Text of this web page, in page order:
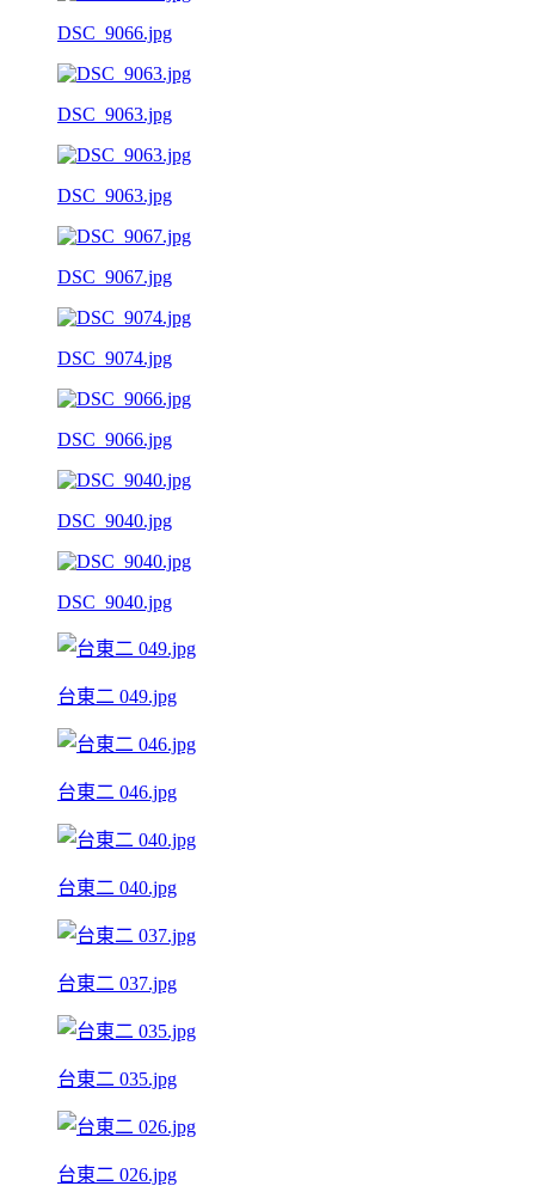
DSC_9066.jpg
DSC_9063.jpg
DSC_9063.jpg
DSC_9067.jpg
DSC_9074.jpg
DSC_9066.jpg
DSC_9040.jpg
DSC_9040.jpg
台東二 049.jpg
台東二 046.jpg
台東二 040.jpg
台東二 037.jpg
台東二 035.jpg
台東二 026.jpg